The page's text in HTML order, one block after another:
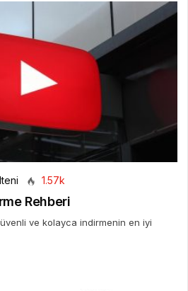
1.57k
Rehberi
ve kolayca indirmenin en iyi